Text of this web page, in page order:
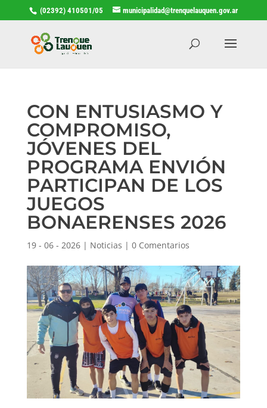
(02392) 410501/05 municipalidad@trenquelauquen.gov.ar
CON ENTUSIASMO Y
COMPROMISO,
JÓVENES DEL
PROGRAMA ENVIÓN
PARTICIPAN DE LOS
JUEGOS
BONAERENSES 2026
19 - 06 - 2026| Noticias | 0 Comentarios